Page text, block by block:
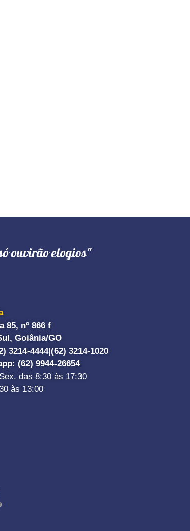
ouvirão elogios"
85, nº 866 f
Goiânia/GO
3214-4444| (62) 3214-1020
: (62) 9944-26654
das 8:30 às 17:30
às 13:00